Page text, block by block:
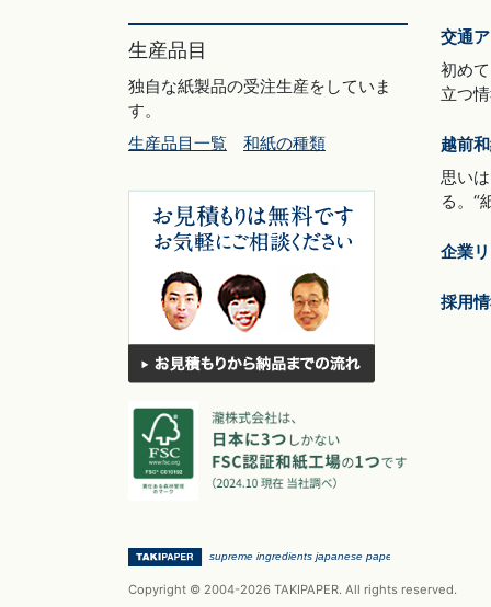
生産品目
独自な紙製品の受注生産をしていま
す。
生産品目一覧
和紙の種類
交通
初め
立つ情
越前
思い
る。“
企業
採用
Copyright © 2004-2026 TAKIPAPER. All rights reserved.